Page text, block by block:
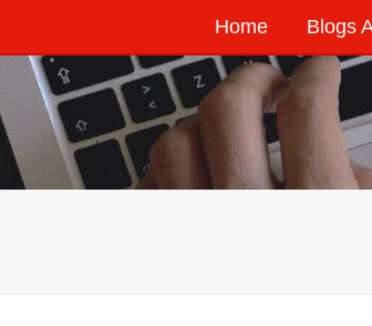
Home Blogs